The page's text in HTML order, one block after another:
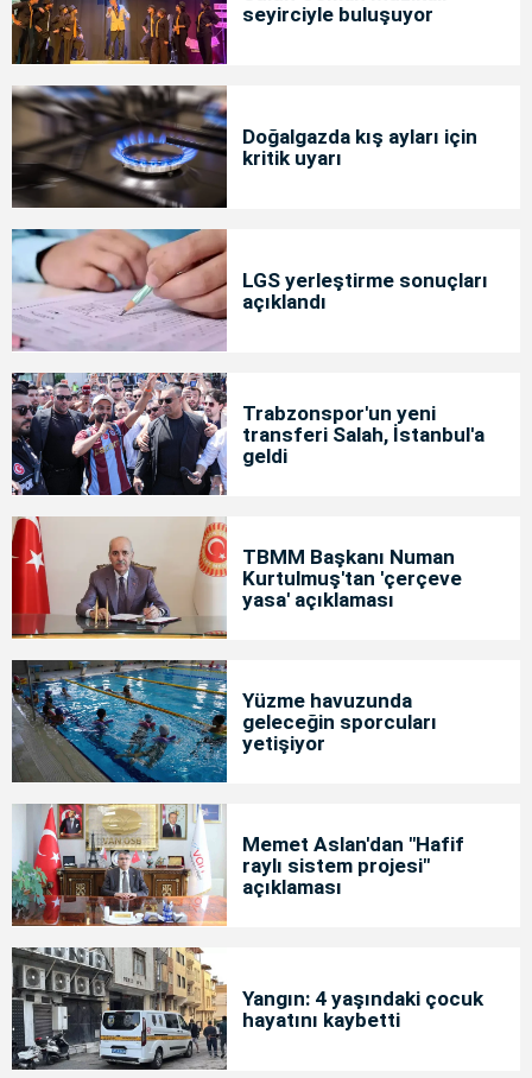
seyirciyle buluşuyor
Doğalgazda kış ayları için
kritik uyarı
LGS yerleştirme sonuçları
açıklandı
Trabzonspor'un yeni
transferi Salah, İstanbul'a
geldi
TBMM Başkanı Numan
Kurtulmuş'tan 'çerçeve
yasa' açıklaması
Yüzme havuzunda
geleceğin sporcuları
yetişiyor
Memet Aslan'dan "Hafif
raylı sistem projesi"
açıklaması
Yangın: 4 yaşındaki çocuk
hayatını kaybetti